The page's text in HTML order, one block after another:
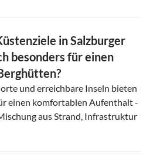
in Salzburger
besonders für einen
und erreichbare Inseln bieten
einen komfortablen Aufenthalt -
aus Strand, Infrastruktur